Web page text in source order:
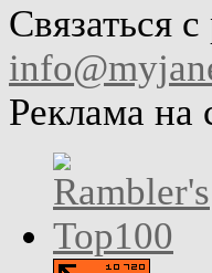
Связаться
Реклама